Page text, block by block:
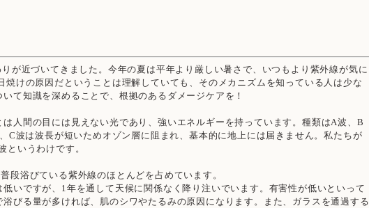
が近づいてきました。今年の夏は平年より厳しい暑さで、いつもより紫外線が気に
焼けの原因だということは理解していても、そのメカニズムを知っている人は少な
て知識を深めることで、根拠のあるダメージケアを！
は人間の目には見えない光であり、強いエネルギーを持っています。種類はA波、B
C波は波長が短いためオゾン層に阻まれ、基本的に地上には届きません。私たちが
というわけです。
段浴びている紫外線のほとんどを占めています。
いですが、1年を通して天候に関係なく降り注いでいます。有害性が低いといって
びる量が多ければ、肌のシワやたるみの原因になります。また、ガラスを通過する